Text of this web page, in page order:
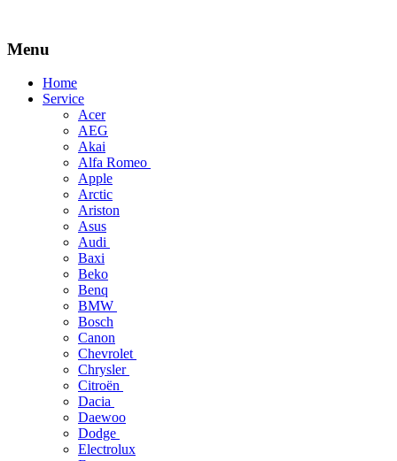
Menu
Skip
Home
Service
Acer
AEG
Akai
Alfa Romeo
Apple
Arctic
Ariston
Asus
Audi
Baxi
Beko
Benq
BMW
Bosch
Canon
Chevrolet
Chrysler
Citroën
Dacia
Daewoo
Dodge
Electrolux